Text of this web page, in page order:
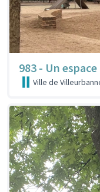
983 - Un
Ville de